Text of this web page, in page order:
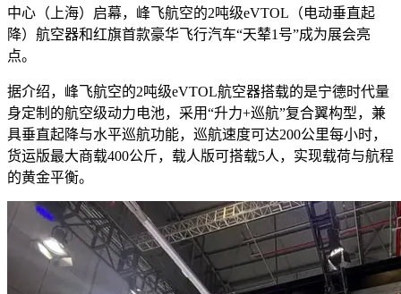
中心（上海）启幕，峰飞航空的2吨级eVTOL（电动垂直起
降）航空器和红旗首款豪华飞行汽车“天辇1号”成为展会亮
点。
据介绍，峰飞航空的2吨级eVTOL航空器搭载的是宁德时代量
身定制的航空级动力电池，采用“升力+巡航”复合翼构型，兼
具垂直起降与水平巡航功能，巡航速度可达200公里每小时，
货运版最大商载400公斤，载人版可搭载5人，实现载荷与航程
的黄金平衡。